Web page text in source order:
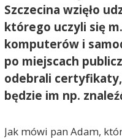
Szczecina wzięło
którego uczyli się
komputerów i
po miejscach
odebrali
będzie im np.
Jak mówi pan Adam,